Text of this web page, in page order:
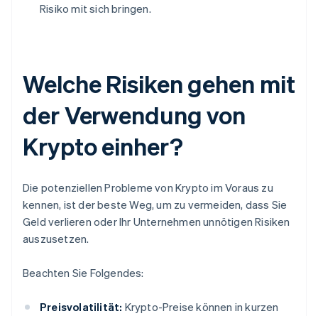
Risiko mit sich bringen.
Welche Risiken gehen mit
der Verwendung von
Krypto einher?
Die potenziellen Probleme von Krypto im Voraus zu
kennen, ist der beste Weg, um zu vermeiden, dass Sie
Geld verlieren oder Ihr Unternehmen unnötigen Risiken
auszusetzen.
Beachten Sie Folgendes:
Preisvolatilität: Krypto-Preise können in kurzen